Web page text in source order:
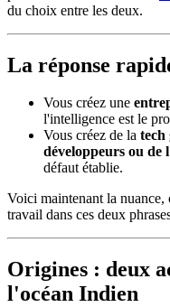
du choix entre les deux.
La réponse
Vous créez une
l'intelligence est le
Vous créez de la tech
développeurs ou
défaut établie.
Voici maintenant la
travail dans ces deux
Origines : deux
l'océan Indien